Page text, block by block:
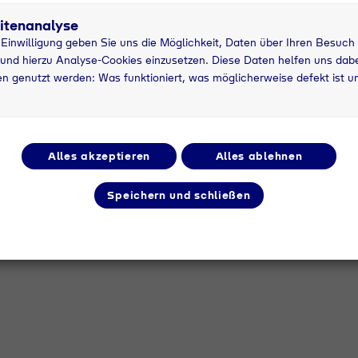
Bitte klären Sie die
unserem Vertriebspartner.
Bedarf angefragt werden.
geben Sie uns die Möglichkeit, Daten über Ihren
hierzu Analyse-Cookies einzusetzen. Diese Daten helfen uns
genutzt werden: Was funktioniert, was möglicherweise defekt ist
Alles akzeptieren Alles ablehnen
Speichern und schließen